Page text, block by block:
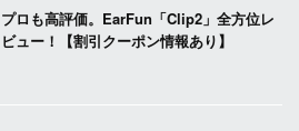
プロも高評価。EarFun「Clip2」全方位レ
ビュー！【割引クーポン情報あり】